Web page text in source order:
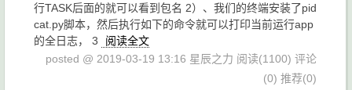
行TASK后面的就可以看到包名 2）、我们的终端安装了pid
cat.py脚本，然后执行如下的命令就可以打印当前运行app
的全日志， 3
阅读全文
posted @ 2019-03-19 13:16 星辰之力 阅读(1100) 评论
(0) 推荐(0)